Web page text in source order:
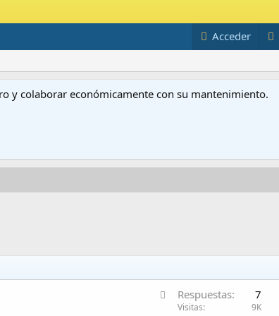
Acceder
y colaborar económicamente con su mantenimiento.
Respuestas 7
Visitas 9K